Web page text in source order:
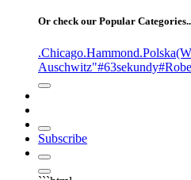
Or check our Popular
.Chicago.Hammond.Polska
Auschwitz"#63sekundy
Subscribe